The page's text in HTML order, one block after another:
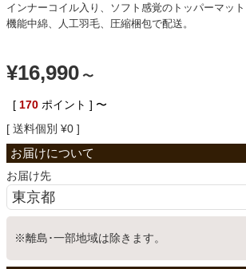
食器棚・キッチン収納
ベッド
収納家具
学習机
ホームオフィス
インナーコイル入り、ソフト感覚のトッパーマッ
機能中綿、人工羽毛、圧縮梱包で配送。
¥16,990 〜
[ 170 ポイント ] 〜
送料個別 ¥0
お届け先
※離島･一部地域は除きます。